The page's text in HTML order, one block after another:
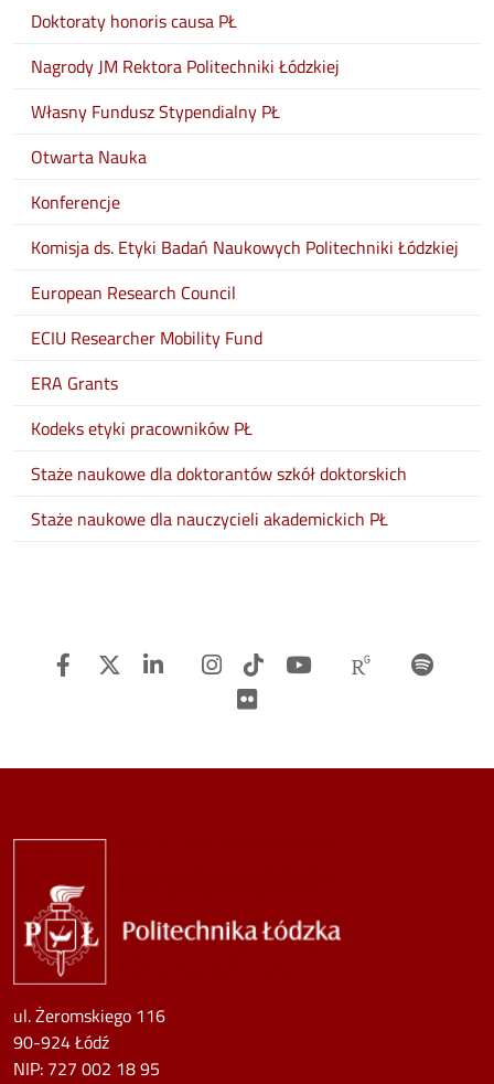
Doktoraty honoris causa PŁ
Nagrody JM Rektora Politechniki Łódzkiej
Własny Fundusz Stypendialny PŁ
Otwarta Nauka
Konferencje
Komisja ds. Etyki Badań Naukowych Politechniki Łódzkiej
European Research Council
ECIU Researcher Mobility Fund
ERA Grants
Kodeks etyki pracowników PŁ
Staże naukowe dla doktorantów szkół doktorskich
Staże naukowe dla nauczycieli akademickich PŁ
Facebook
Twitter LinkedinInstagram
TiTok Youtube
ul. Żeromskiego 116
90-924 Łódź
NIP: 727 002 18 95